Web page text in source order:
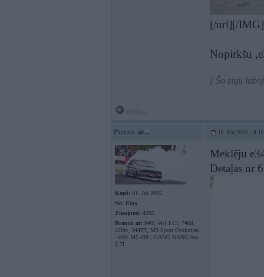
[/url][/IMG]
Nopirkšu
[ Šo ziņu
Puxxx 10. Mar 2026, 18:16
Kopš: 01. Jul 2005
No: Rīga
Ziņojumi: 4205
Braucu ar: 840i, e61 LCI, 740d,
328is, 344TT, M3 Sport Evolution
- e30: M5 e39 ; GANG BANG bus
5.7l
Meklēju
Detaļas nr